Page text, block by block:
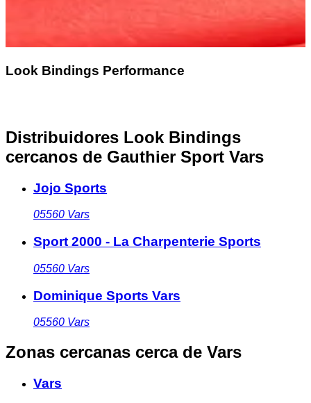
Look Bindings Performance
Distribuidores Look Bindings
cercanos de Gauthier Sport Vars
Jojo Sports
05560 Vars
Sport 2000 - La Charpenterie Sports
05560 Vars
Dominique Sports Vars
05560 Vars
Zonas cercanas cerca de Vars
Vars